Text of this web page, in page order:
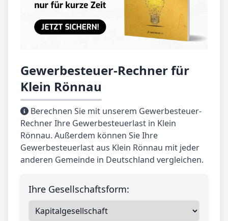
Gewerbesteuer-Rechner für
Klein Rönnau
Berechnen Sie mit unserem Gewerbesteuer-
Rechner Ihre Gewerbesteuerlast in Klein
Rönnau. Außerdem können Sie Ihre
Gewerbesteuerlast aus Klein Rönnau mit jeder
anderen Gemeinde in Deutschland vergleichen.
Ihre Gesellschaftsform: